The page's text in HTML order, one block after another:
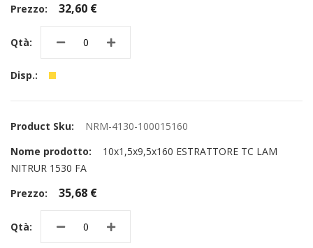
32,60 €
NRM-4130-100015160
10x1,5x9,5x160 ESTRATTORE TC LAM
NITRUR 1530 FA
35,68 €